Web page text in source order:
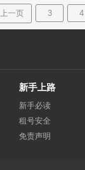
上一页 3 4
新手上路
新手必读
租号安全
免责声明